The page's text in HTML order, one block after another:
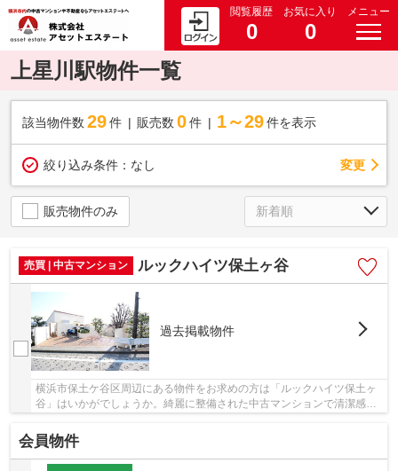
閲覧履歴
0
お気に入り
0
メニュー
上星川駅物件一覧
該当物件数 29件 販売数 0 件 1～29 件を表示
絞り込み条件： なし 変更
販売物件のみ
売買 | 中古マンション ルックハイツ保土ヶ谷
過去掲載物件
横浜市保土ケ谷区周辺にある物件をお求めの方は「ルックハイツ保土ヶ
谷」はいかがでしょうか。綺麗に整備された中古マンションで清潔感を
会員物件